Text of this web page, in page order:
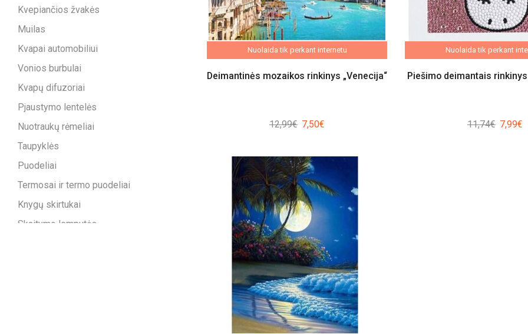
Nuolaida tik perkant internetu
Deimantinės mozaikos rinkinys „Venecija“
12,99€ Original
12,99€.
7,50€
Nuolaida tik perkant
Piešimo deimantais rinkinys
11,74€ Original
7,99€
Kvepiančios žvakės
Muilas
Kvapai automobiliui
Vonios burbulai
Kvapų difuzoriai
Pjaustymo lentelės
Nuotraukų rėmeliai
Taupyklės
Puodeliai
Termosai ir termo puodeliai
Knygų skirtukai
Skaitymo lemputės